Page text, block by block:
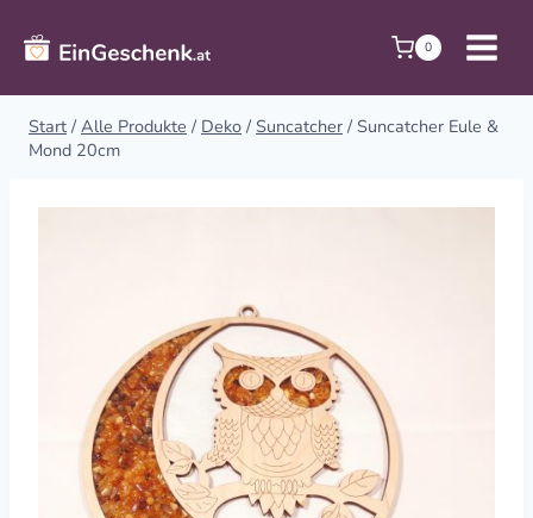
Inhalt
springen
0
Start / Alle Produkte / Deko / Suncatcher / Suncatcher Eule &
Mond 20cm